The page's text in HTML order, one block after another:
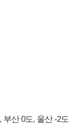
부산 0도, 울산 -2도